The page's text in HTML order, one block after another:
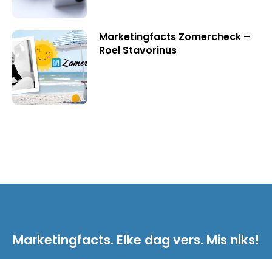
Marketingfacts Zomercheck –
Roel Stavorinus
Marketingfacts. Elke dag vers. Mis niks!